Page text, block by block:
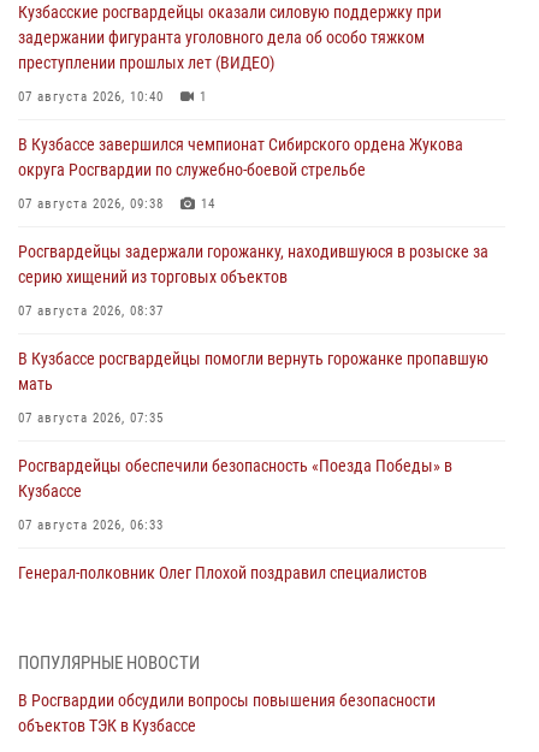
Кузбасские росгвардейцы оказали силовую поддержку при
задержании фигуранта уголовного дела об особо тяжком
преступлении прошлых лет (ВИДЕО)
07 августа 2026, 10:40 1
В Кузбассе завершился чемпионат Сибирского ордена Жукова
округа Росгвардии по служебно-боевой стрельбе
07 августа 2026, 09:38 14
Росгвардейцы задержали горожанку, находившуюся в розыске за
серию хищений из торговых объектов
07 августа 2026, 08:37
В Кузбассе росгвардейцы помогли вернуть горожанке пропавшую
мать
07 августа 2026, 07:35
Росгвардейцы обеспечили безопасность «Поезда Победы» в
Кузбассе
07 августа 2026, 06:33
Генерал-полковник Олег Плохой поздравил специалистов
07 августа 2026, 05:32
С 1 сентября 2026 года вступает в силу новый федеральный закон о
частной охранной деятельности
ПОПУЛЯРНЫЕ НОВОСТИ
В Росгвардии обсудили вопросы повышения безопасности
объектов ТЭК в Кузбассе